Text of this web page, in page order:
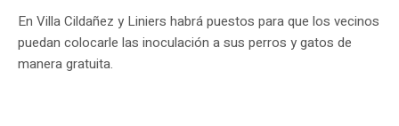
En Villa Cildañez y Liniers habrá puestos para que los vecinos
puedan colocarle las inoculación a sus perros y gatos de
manera gratuita.